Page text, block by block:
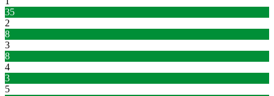
35
2
8
3
8
4
3
5